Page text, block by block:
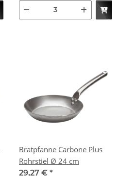
Bratpfanne Carbone Plus
Rohrstiel Ø 24 cm
29,27 € *